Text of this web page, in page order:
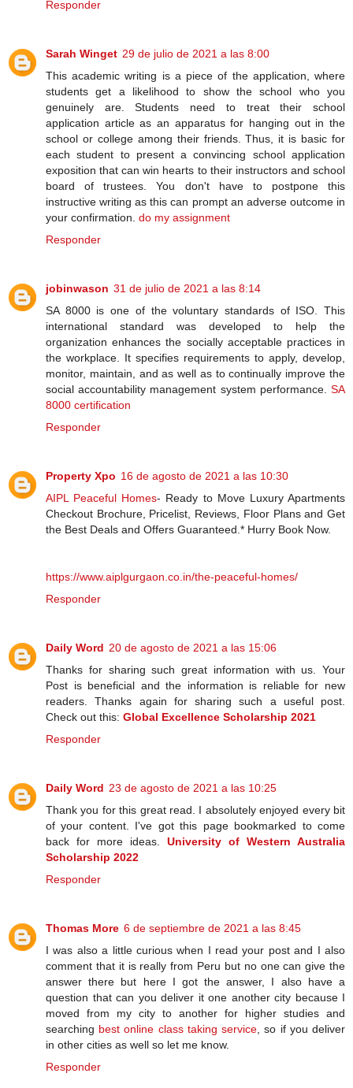
Responder
Sarah Winget 29 de julio de 2021 a las 8:00
This academic writing is a piece of the application, where
students get a likelihood to show the school who you
genuinely are. Students need to treat their school
application article as an apparatus for hanging out in the
school or college among their friends. Thus, it is basic for
each student to present a convincing school application
exposition that can win hearts to their instructors and school
board of trustees. You don't have to postpone this
instructive writing as this can prompt an adverse outcome in
your confirmation. do my assignment
Responder
jobinwason 31 de julio de 2021 a las 8:14
SA 8000 is one of the voluntary standards of ISO. This
international standard was developed to help the
organization enhances the socially acceptable practices in
the workplace. It specifies requirements to apply, develop,
monitor, maintain, and as well as to continually improve the
social accountability management system performance. SA
8000 certification
Responder
Property Xpo 16 de agosto de 2021 a las 10:30
AIPL Peaceful Homes- Ready to Move Luxury Apartments
Checkout Brochure, Pricelist, Reviews, Floor Plans and Get
the Best Deals and Offers Guaranteed.* Hurry Book Now.
https://www.aiplgurgaon.co.in/the-peaceful-homes/
Responder
Daily Word 20 de agosto de 2021 a las 15:06
Thanks for sharing such great information with us. Your
Post is beneficial and the information is reliable for new
readers. Thanks again for sharing such a useful post.
Check out this: Global Excellence Scholarship 2021
Responder
Daily Word 23 de agosto de 2021 a las 10:25
Thank you for this great read. I absolutely enjoyed every bit
of your content. I've got this page bookmarked to come
back for more ideas. University of Western Australia
Scholarship 2022
Responder
Thomas More 6 de septiembre de 2021 a las 8:45
I was also a little curious when I read your post and I also
comment that it is really from Peru but no one can give the
answer there but here I got the answer, I also have a
question that can you deliver it one another city because I
moved from my city to another for higher studies and
searching best online class taking service , so if you deliver
in other cities as well so let me know.
Responder